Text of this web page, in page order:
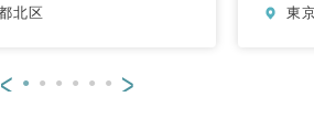
北区
科
東
< >